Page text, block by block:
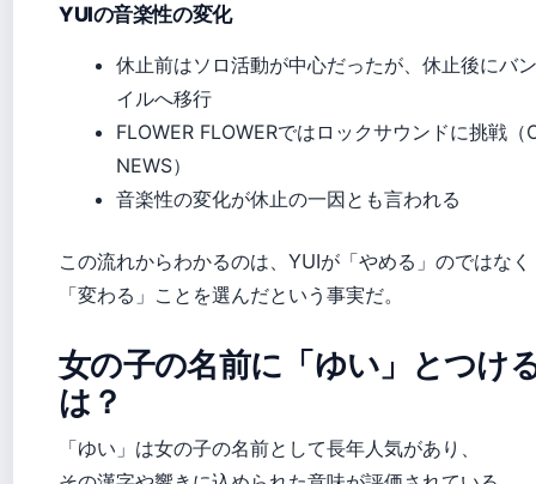
YUIの音楽性の変化
休止前はソロ活動が中心だったが、休止後にバ
イルへ移行
FLOWER FLOWERではロックサウンドに挑戦（
NEWS）
音楽性の変化が休止の一因とも言われる
この流れからわかるのは、YUIが「やめる」のではなく
「変わる」ことを選んだという事実だ。
女の子の名前に「ゆい」とつけ
は？
「ゆい」は女の子の名前として長年人気があり、